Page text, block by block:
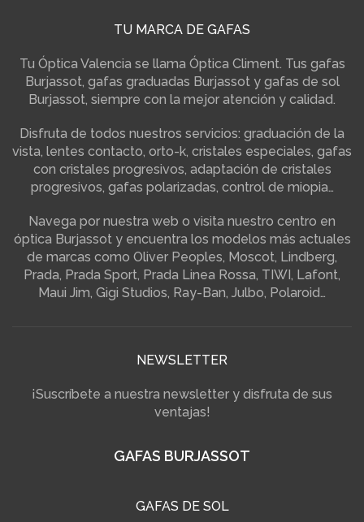
TU MARCA DE GAFAS
Tu Óptica Valencia se llama Óptica Climent. Tus gafas
Burjassot, gafas graduadas Burjassot y gafas de sol
Burjassot, siempre con la mejor atención y calidad.
Disfruta de todos nuestros servicios: graduación de la
vista, lentes contacto, orto-k, cristales especiales, gafas
con cristales progresivos, adaptación de cristales
progresivos, gafas polarizadas, control de miopia…
Navega por nuestra web o visita nuestro centro en
óptica Burjassot y encuentra los modelos más actuales
de marcas como Oliver Peoples, Moscot, Lindberg,
Prada, Prada Sport, Prada Linea Rossa, TIWI, Lafont,
Maui Jim, Gigi Studios, Ray-Ban, Julbo, Polaroid…
NEWSLETTER
¡Suscríbete a nuestra newsletter y disfruta de sus
ventajas!
GAFAS BURJASSOT
GAFAS DE SOL